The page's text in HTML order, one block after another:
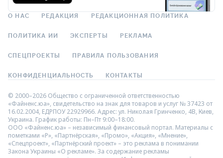
О НАС РЕДАКЦИЯ РЕДАКЦИОННАЯ ПОЛИТИКА
ПОЛИТИКА ИИ ЭКСПЕРТЫ РЕКЛАМА
СПЕЦПРОЕКТЫ ПРАВИЛА ПОЛЬЗОВАНИЯ
КОНФИДЕНЦИАЛЬНОСТЬ КОНТАКТЫ
© 2000–2026 Общество с ограниченной ответственностью
«Файненс.юа», свидетельство на знак для товаров и услуг № 37423 от
16.02.2004, ЕДРПОУ 22929966. Адрес: ул. Николая Гринченко, 4В, Киев,
Украина. График работы: Пн–Пт 9:00–18:00.
ООО «Файненс.юа» – независимый финансовый портал. Материалы с
пометками «Р», «Партнёрская», «Промо», «Акция», «Мнение»,
«Спецпроект», «Партнёрский проект» – это реклама в понимании
Закона Украины «О рекламе». За содержание рекламы